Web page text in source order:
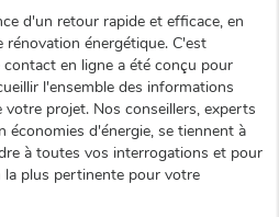
d'un retour rapide et efficace, en
énergétique. C'est
en ligne a été conçu pour
l'ensemble des informations
votre projet. Nos conseillers, experts
économies d'énergie, se tiennent à
à toutes vos interrogations et pour
plus pertinente pour votre